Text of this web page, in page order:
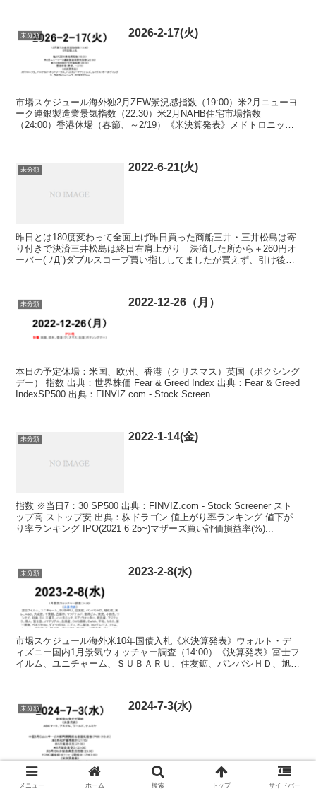
未分類 2026-2-17(火)
市場スケジュール海外独2月ZEW景況感指数（19:00）米2月ニューヨ
ーク連銀製造業景気指数（22:30）米2月NAHB住宅市場指数
（24:00）香港休場（春節、～2/19）《米決算発表》メドトロニッ
未分類 2022-6-21(火)
昨日とは180度変わって全面上げ昨日買った商船三井・三井松島は寄
り付きで決済三井松島は終日右肩上がり 決済した所から＋260円オ
ーバー( ﾉД`)ダブルスコープ買い指ししてましたが買えず、引け後売
未分類 2022-12-26（月）
本日の予定休場：米国、欧州、香港（クリスマス）英国（ボクシング
デー） 指数 出典：世界株価 Fear & Greed Index 出典：Fear & Greed
IndexSP500 出典：FINVIZ.com - Stock Screen...
未分類 2022-1-14(金)
指数 ※当日7：30 SP500 出典：FINVIZ.com - Stock Screener スト
ップ高 ストップ安 出典：株ドラゴン 値上がり率ランキング 値下が
り率ランキング IPO(2021-6-25~)マザーズ買い評価損益率(%)...
未分類 2023-2-8(水)
市場スケジュール海外米10年国債入札《米決算発表》ウォルト・デ
ィズニー国内1月景気ウォッチャー調査（14:00）《決算発表》富士フ
イルム、ユニチャーム、ＳＵＢＡＲＵ、住友鉱、パンパシＨＤ、旭化
未分類 2024-7-3(水)
市場スケジュール海外中国6月Caixinサービス部門購買担当者景気指
数（PMI）（10:45）米6月ADP雇用統計（21:15）米5月貿易収支
メニュー ホーム 検索 トップ サイドバー